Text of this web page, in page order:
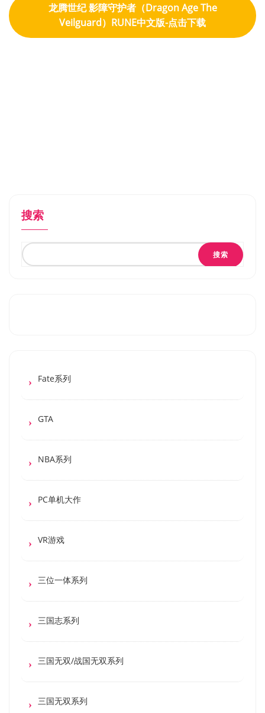
龙腾世纪 影障守护者（Dragon Age The
Veilguard）RUNE中文版-点击下载
搜索
搜索
Fate系列
GTA
NBA系列
PC单机大作
VR游戏
三位一体系列
三国志系列
三国无双/战国无双系列
三国无双系列